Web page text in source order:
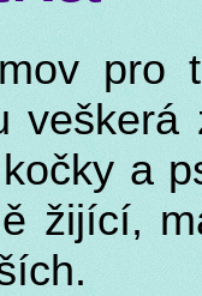
pro
veškerá
a
žijící,